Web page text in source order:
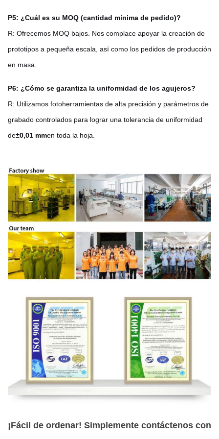
P5: ¿Cuál es su MOQ (cantidad mínima de pedido)?
R: Ofrecemos MOQ bajos. Nos complace apoyar la creación de
prototipos a pequeña escala, así como los pedidos de producción
en masa.
P6: ¿Cómo se garantiza la uniformidad de los agujeros?
R: Utilizamos fotoherramientas de alta precisión y parámetros de
grabado controlados para lograr una tolerancia de uniformidad
de±0,01 mmen toda la hoja.
¡Fácil de ordenar! Simplemente contáctenos con